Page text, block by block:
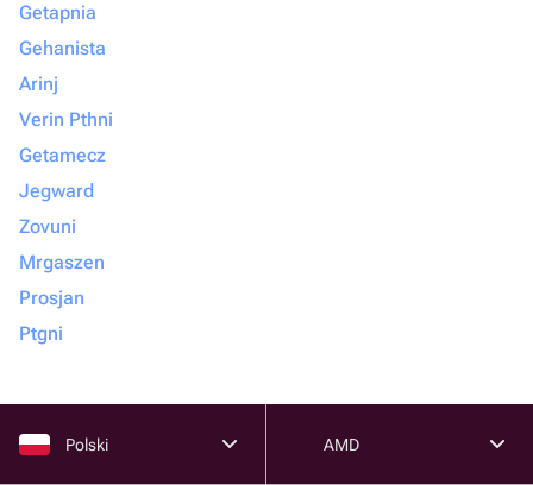
Getapnia
Gehanista
Arinj
Verin Pthni
Getamecz
Jegward
Zovuni
Mrgaszen
Prosjan
Ptgni
Polski AMD